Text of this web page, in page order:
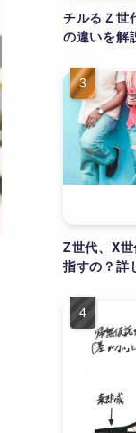
チルるＺ世
の違いを解
Z世代、X
指すの？詳